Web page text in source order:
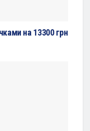
на 13300 грн